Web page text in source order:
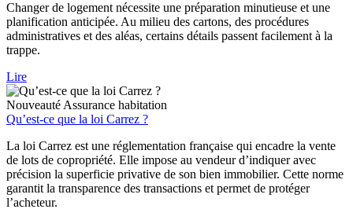
Changer de logement nécessite une préparation minutieuse et une
planification anticipée. Au milieu des cartons, des procédures
administratives et des aléas, certains détails passent facilement à la
trappe.
Lire
Nouveauté Assurance habitation
Qu’est-ce que la loi Carrez ?
La loi Carrez est une réglementation française qui encadre la vente
de lots de copropriété. Elle impose au vendeur d’indiquer avec
précision la superficie privative de son bien immobilier. Cette norme
garantit la transparence des transactions et permet de protéger
l’acheteur.